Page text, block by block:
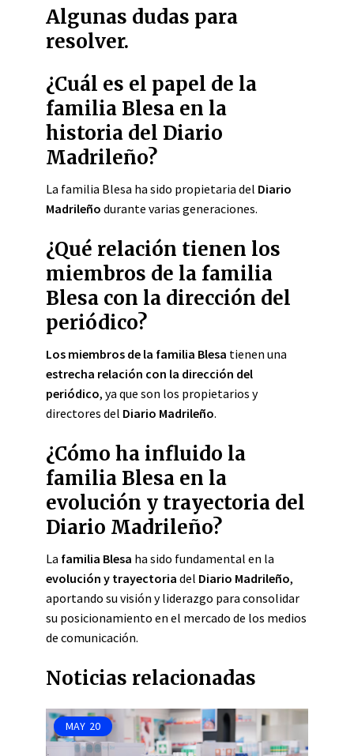
Algunas dudas para
resolver.
¿Cuál es el papel de la
familia Blesa en la
historia del Diario
Madrileño?
La familia Blesa ha sido propietaria del Diario
Madrileño durante varias generaciones.
¿Qué relación tienen los
miembros de la familia
Blesa con la dirección del
periódico?
Los miembros de la familia Blesa tienen una
estrecha relación con la dirección del
periódico, ya que son los propietarios y
directores del Diario Madrileño.
¿Cómo ha influido la
familia Blesa en la
evolución y trayectoria del
Diario Madrileño?
La familia Blesa ha sido fundamental en la
evolución y trayectoria del Diario Madrileño,
aportando su visión y liderazgo para consolidar
su posicionamiento en el mercado de los medios
de comunicación.
Noticias relacionadas
MAY 20